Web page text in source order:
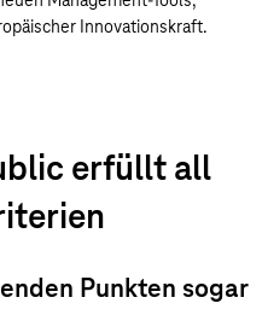
Innovationskraft.
erfüllt all
Punkten sogar